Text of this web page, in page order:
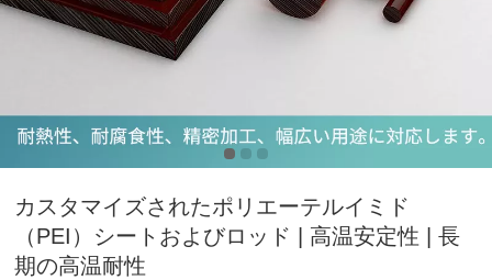
カスタマイズされたポリエーテルイミド
（PEI）シートおよびロッド | 高温安定性 | 長
期の高温耐性